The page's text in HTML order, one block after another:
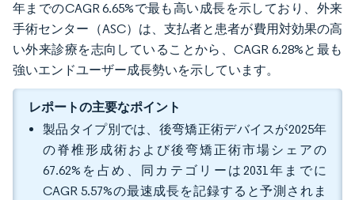
年までのCAGR 6.65%で最も高い成長を示しており、外来
手術センター（ASC）は、支払者と患者が費用対効果の高
い外来診療を志向していることから、CAGR 6.28%と最も
強いエンドユーザー成長勢いを示しています。
レポートの主要なポイント
製品タイプ別では、後弯矯正術デバイスが2025年
の脊椎形成術および後弯矯正術市場シェアの
67.62%を占め、同カテゴリーは2031年までに
CAGR 5.57%の最速成長を記録すると予測されま